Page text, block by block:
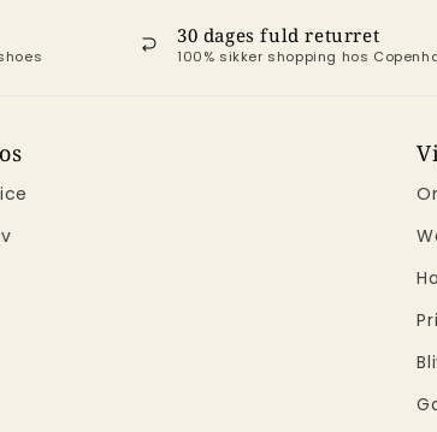
30 dages fuld returret
100% sikker shopping hos